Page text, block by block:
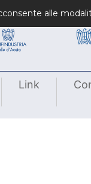
regionali
Link
alle